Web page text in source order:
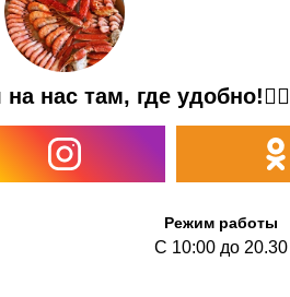
нас там, где удобно!👇🏼
Режим работы
С 10:00 до 20.30